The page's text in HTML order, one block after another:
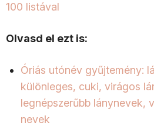
100 listával
Olvasd el ezt is:
Óriás utónév gyűjtemény:
különleges, cuki, virágos
legnépszerűbb lánynevek,
nevek